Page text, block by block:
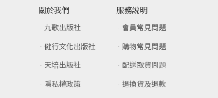
關於我們
九歌出版社
健行文化出版社
天培出版社
隱私權政策
服務說明
會員常見問題
購物常見問題
配送取貨問題
退換貨及退款